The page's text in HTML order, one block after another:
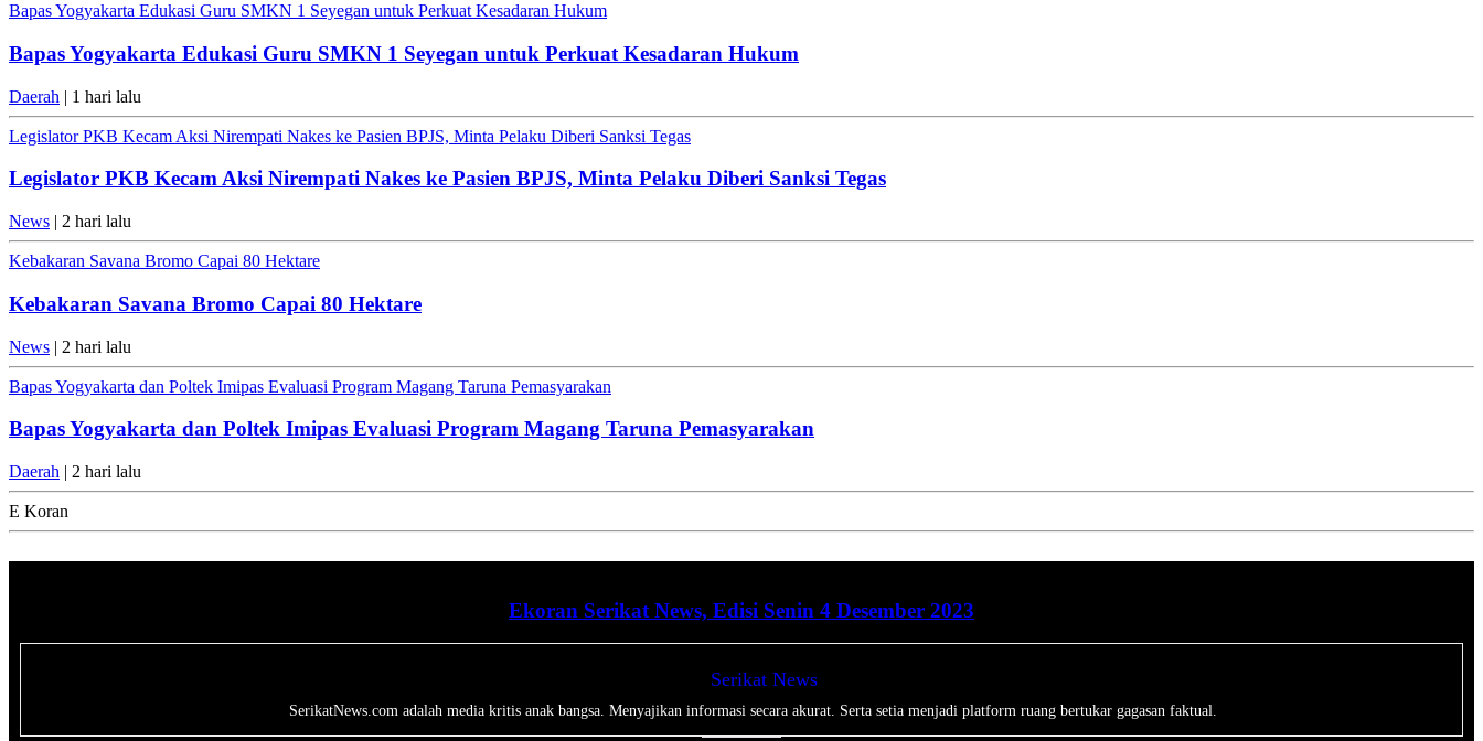
Bapas Yogyakarta Edukasi Guru SMKN 1 Seyegan untuk Perkuat Kesadaran Hukum
Bapas Yogyakarta Edukasi Guru SMKN 1 Seyegan untuk Perkuat Kesadaran Hukum
Daerah | 1 hari lalu
Legislator PKB Kecam Aksi Nirempati Nakes ke Pasien BPJS, Minta Pelaku Diberi Sanksi Tegas
Legislator PKB Kecam Aksi Nirempati Nakes ke Pasien BPJS, Minta Pelaku Diberi Sanksi Tegas
News | 2 hari lalu
Kebakaran Savana Bromo Capai 80 Hektare
Kebakaran Savana Bromo Capai 80 Hektare
News | 2 hari lalu
Bapas Yogyakarta dan Poltek Imipas Evaluasi Program Magang Taruna Pemasyarakan
Bapas Yogyakarta dan Poltek Imipas Evaluasi Program Magang Taruna Pemasyarakan
Daerah | 2 hari lalu
E Koran
Ekoran Serikat News, Edisi Senin 4 Desember 2023
Serikat News
SerikatNews.com adalah media kritis anak bangsa. Menyajikan informasi secara akurat. Serta setia menjadi platform ruang bertukar gagasan faktual.